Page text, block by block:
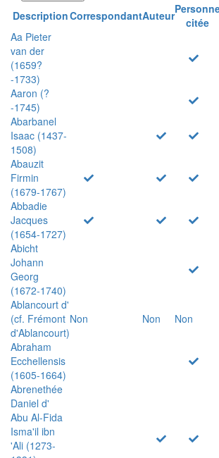
DescriptionCorrespondantAuteur
citée
Aa Pieter
van der
(1659?
-1733)
Aaron (?
-1745)
Abarbanel
Isaac (1437-
1508)
Abauzit
Firmin
(1679-1767)
Abbadie
Jacques
(1654-1727)
Abicht
Johann
Georg
(1672-1740)
Ablancourt d'
(cf. Frémont
d'Ablancourt)
Non Non Non
Abraham
Ecchellensis
(1605-1664)
Abrenethée
Daniel d'
Abu Al-Fida
Isma'il ibn
'Ali (1273-